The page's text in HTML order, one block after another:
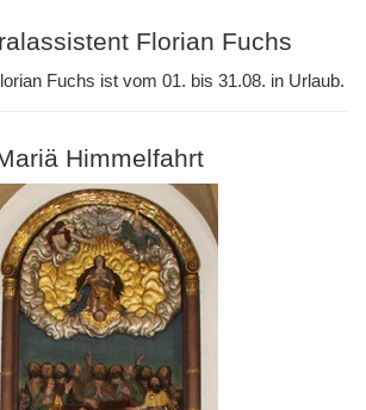
Florian Fuchs
Fuchs ist vom 01. bis 31.08. in Urlaub.
Himmelfahrt